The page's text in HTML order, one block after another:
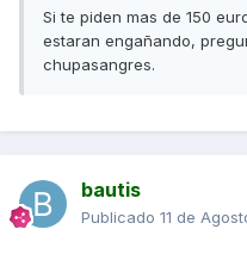
Si te piden mas de 150
estaran engañando,
chupasangres.
bautis
Publicado 11 de